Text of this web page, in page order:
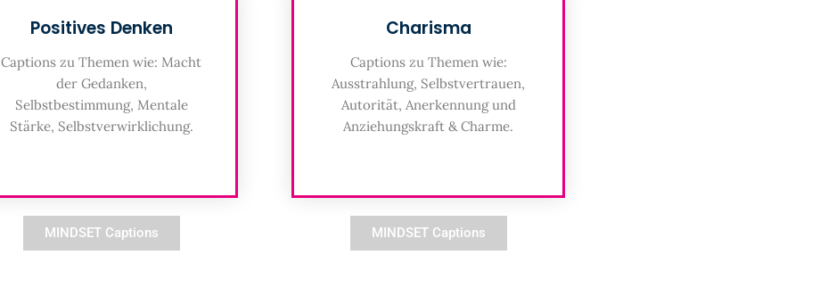
Positives Denken
Captions zu Themen wie: Macht
der Gedanken,
Selbstbestimmung, Mentale
Stärke, Selbstverwirklichung.
MINDSET Captions
Charisma
Captions zu Themen wie:
Ausstrahlung, Selbstvertrauen,
Autorität, Anerkennung und
Anziehungskraft & Charme.
MINDSET Captions